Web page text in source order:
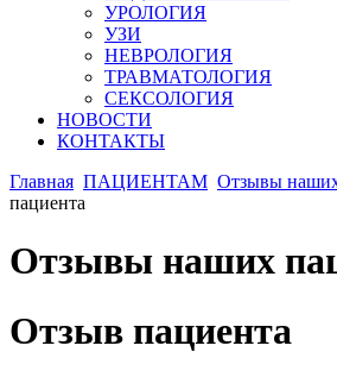
УРОЛОГИЯ
УЗИ
НЕВРОЛОГИЯ
ТРАВМАТОЛОГИЯ
СЕКСОЛОГИЯ
НОВОСТИ
КОНТАКТЫ
Главная ПАЦИЕНТАМ Отзывы
пациента
Отзывы наших
Отзыв пациента